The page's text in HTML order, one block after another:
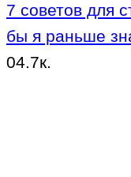
7 советов для
бы я раньше
04.7к.